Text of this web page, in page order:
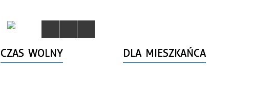
CZAS WOLNY DLA MIESZKAŃCA